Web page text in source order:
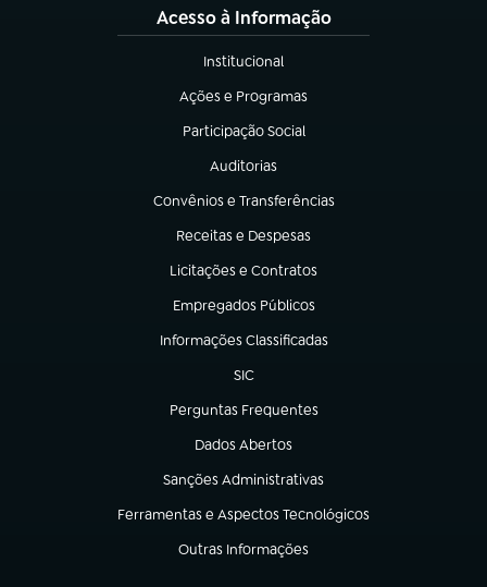
Acesso à Informação
Institucional
(abre em nova aba)
Ações e Programas
(abre em nova aba)
Participação Social
(abre em nova aba)
Auditorias
(abre em nova aba)
Convênios e Transferências
(abre em nova aba)
Receitas e Despesas
(abre em nova aba)
Licitações e Contratos
(abre em nova aba)
Empregados Públicos
(abre em nova aba)
Informações Classificadas
(abre em nova aba)
SIC
(abre em nova aba)
Perguntas Frequentes
(abre em nova aba)
Dados Abertos
(abre em nova aba)
Sanções Administrativas
(abre em nova aba)
Ferramentas e Aspectos Tecnológicos
(abre em nova aba)
Outras Informações
(abre em nova aba)